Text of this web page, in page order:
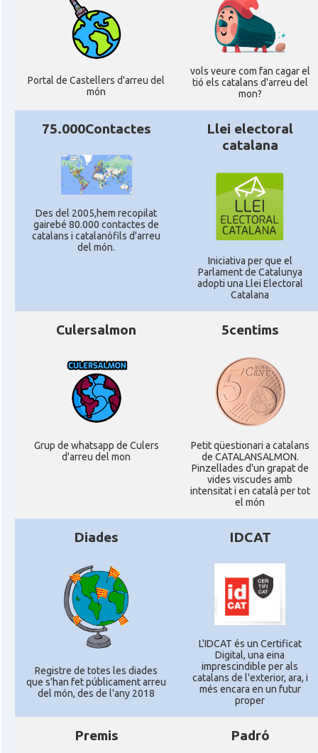
Portal de Castellers d'arreu del
món
vols veure com fan cagar el
tió els catalans d'arreu del
mon?
75.000Contactes
Des del 2005,hem recopilat
gairebé 80.000 contactes de
catalans i catalanòfils d'arreu
del món.
Llei electoral
catalana
Iniciativa per que el
Parlament de Catalunya
adopti una Llei Electoral
Catalana
Culersalmon
Grup de whatsapp de Culers
d'arreu del mon
5centims
Petit qüestionari a catalans
de CATALANSALMON.
Pinzellades d'un grapat de
vides viscudes amb
intensitat i en català per tot
el món
Diades
Registre de totes les diades
que s'han fet públicament arreu
del món, des de l'any 2018
IDCAT
L'IDCAT és un Certificat
Digital, una eina
imprescindible per als
catalans de l'exterior, ara, i
més encara en un futur
proper
Premis Padró